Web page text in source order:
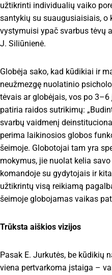
užtikrinti individualių vaiko
santykių su suaugusiaisiais, o
vystymuisi ypač svarbus tėvų
J. Siliūnienė.
Globėja sako, kad kūdikiai ir
neužmezgę nuolatinio
tėvais ar globėjais, vos po
patiria raidos sutrikimų:
svarbų vaidmenį
perima laikinosios globos
šeimoje. Globotojai tam yra
mokymus, jie nuolat kelia
komandoje su gydytojais ir
užtikrintų visą reikiamą
šeimoje globojamas vaikas
Trūksta aiškios vizijos
Pasak E. Jurkutės, be kūdikių
viena pertvarkoma įstaiga –